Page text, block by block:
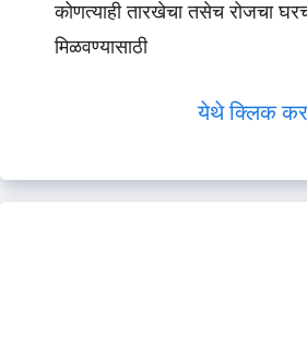
कोणत्याही तारखेचा तसेच रोजचा
मिळवण्यासाठी
येथे क्लिक